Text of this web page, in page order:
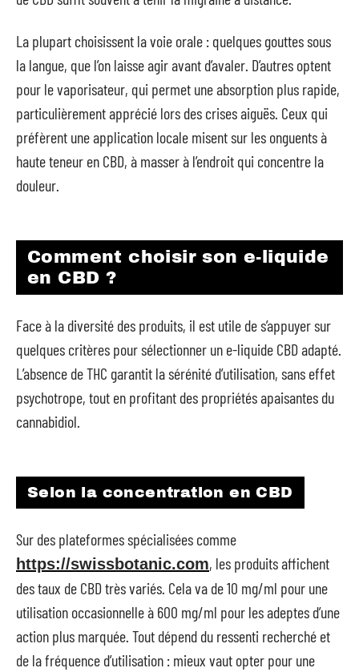
La plupart choisissent la voie orale : quelques gouttes sous
la langue, que l’on laisse agir avant d’avaler. D’autres optent
pour le vaporisateur, qui permet une absorption plus rapide,
particulièrement apprécié lors des crises aiguës. Ceux qui
préfèrent une application locale misent sur les onguents à
haute teneur en CBD, à masser à l’endroit qui concentre la
douleur.
Comment choisir son e-liquide
en CBD ?
Face à la diversité des produits, il est utile de s’appuyer sur
quelques critères pour sélectionner un e-liquide CBD adapté.
L’absence de THC garantit la sérénité d’utilisation, sans effet
psychotrope, tout en profitant des propriétés apaisantes du
cannabidiol.
Selon la concentration en CBD
Sur des plateformes spécialisées comme
https://swissbotanic.com, les produits affichent
des taux de CBD très variés. Cela va de 10 mg/ml pour une
utilisation occasionnelle à 600 mg/ml pour les adeptes d’une
action plus marquée. Tout dépend du ressenti recherché et
de la fréquence d’utilisation : mieux vaut opter pour une